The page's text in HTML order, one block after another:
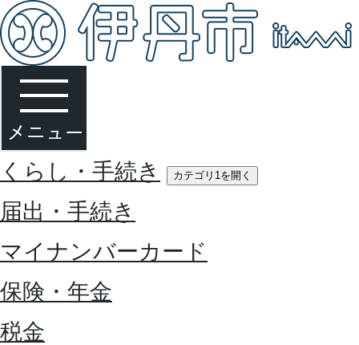
くらし・手続き カテゴリ1を開く
届出・手続き
マイナンバーカード
保険・年金
税金